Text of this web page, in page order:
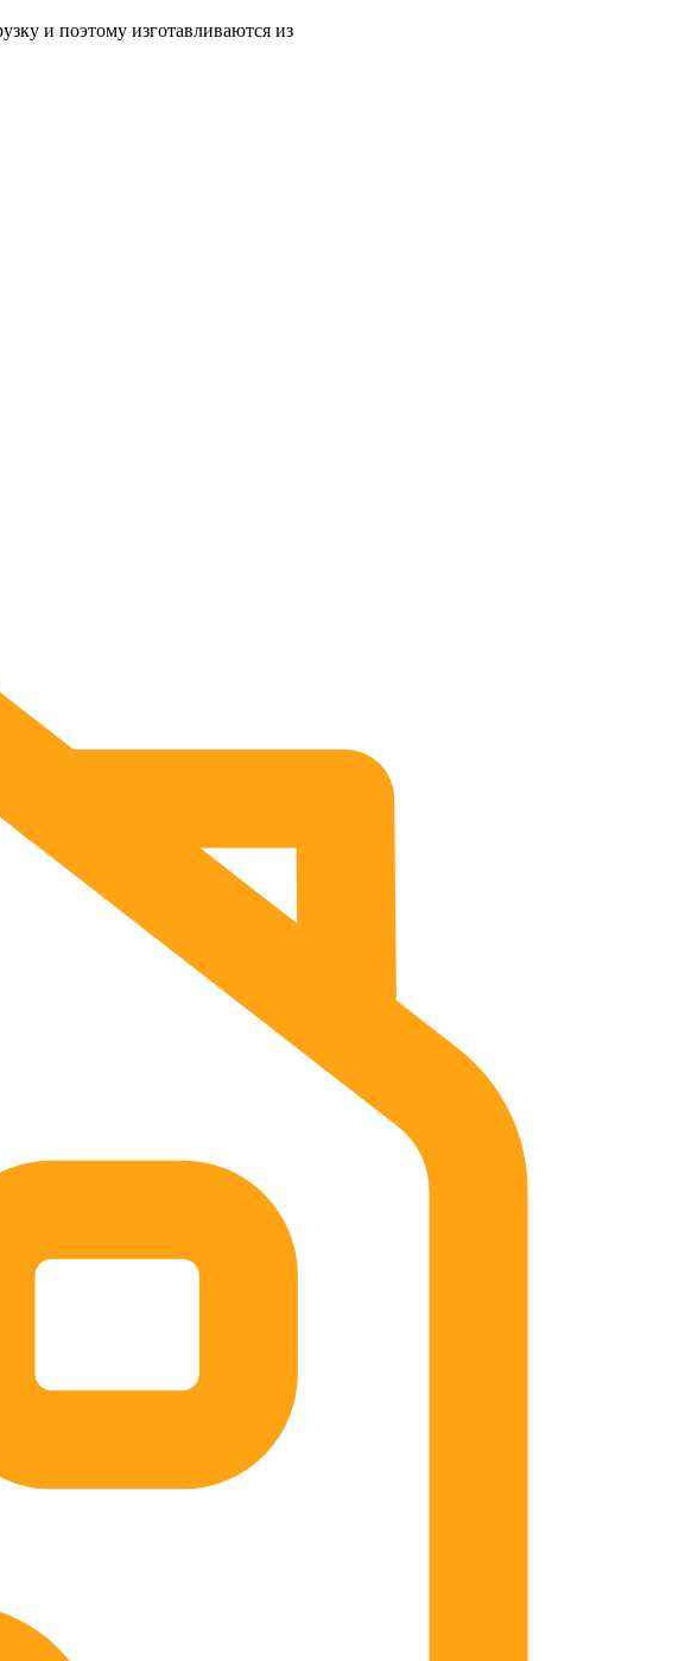
и поэтому изготавливаются из